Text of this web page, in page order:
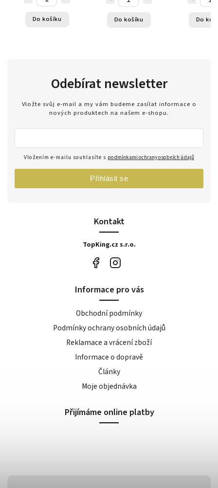
Do košíku Do košíku Do
Kontakt
TopKing.cz s.r.o.
Odebírat newsletter
Vložte svůj e-mail a my vám budeme zasílat informace o
nových produktech na našem e-shopu.
Vložením e-mailu souhlasíte s podmínkami ochrany osobních údajů
Přihlásit se
Informace pro vás
Obchodní podmínky
Podmínky ochrany osobních údajů
Reklamace a vrácení zboží
Informace o dopravě
Články
Moje objednávka
Přijímáme online platby